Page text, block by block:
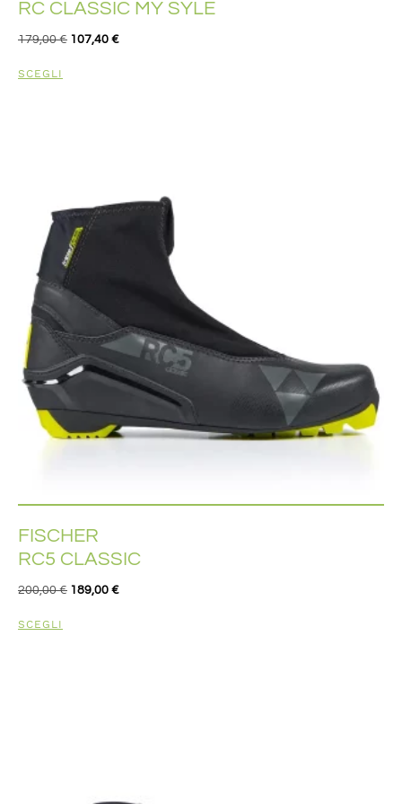
RC CLASSIC MY SYLE
179,00€ 107,40 €
SCEGLI
FISCHER
RC5 CLASSIC
200,00€ 189,00 €
SCEGLI